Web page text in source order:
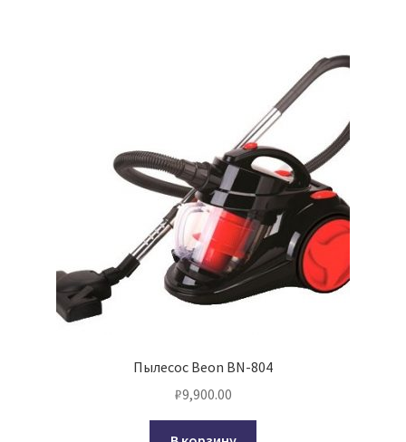
Пылесос Beon BN-804
₽9,900.00